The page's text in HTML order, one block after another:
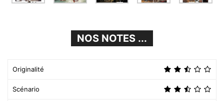
NOS NOTES ...
Originalité
Scénario